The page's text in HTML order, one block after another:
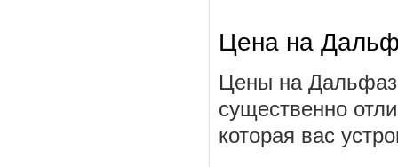
Цена на
Цены на Дальфаз
существенно
которая вас